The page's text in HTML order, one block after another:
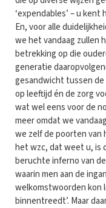
‘expendables’ – u
En, voor alle
we het vandaag zullen
betrekking op die
generatie
gesandwicht tussen de
op leeftijd én de zorg
wat wel eens voor de
meer omdat we
we zelf de poorten van
het wzc, dat weet u, is
beruchte inferno van
waarin men aan de
welkomstwoorden kon
binnentreedt’. Maar